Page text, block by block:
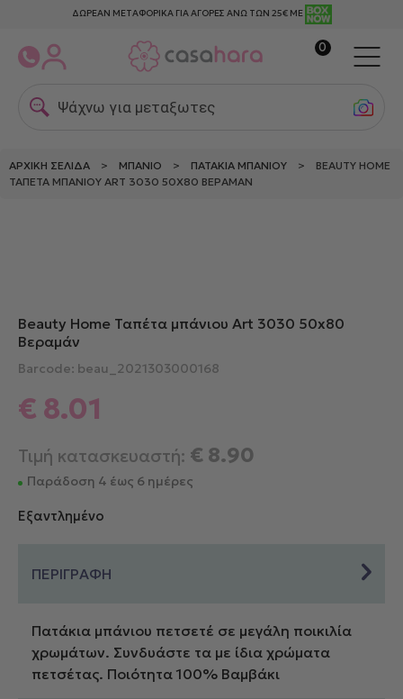
ΔΩΡΕΑΝ ΜΕΤΑΦΟΡΙΚΑ ΓΙΑ ΑΓΟΡΕΣ ΑΝΩ ΤΩΝ 25€ ΜΕ
0
Ψάχνω για μεταξωτες μα
ΑΡΧΙΚΉ ΣΕΛΊΔΑ > ΜΠΆΝΙΟ > ΠΑΤΆΚΙΑ ΜΠΆΝΙΟΥ > BEAUTY HOME
ΤΑΠΈΤΑ ΜΠΆΝΙΟΥ ART 3030 50X80 ΒΕΡΑΜΆΝ
Beauty Home Ταπέτα μπάνιου Art 3030 50x80
Βεραμάν
Barcode: beau_2021303000168
€ 8.01
Τιμή κατασκευαστή: € 8.90
Παράδοση 4 έως 6 ημέρες
Εξαντλημένο
ΠΕΡΙΓΡΑΦΗ
Πατάκια μπάνιου πετσετέ σε μεγάλη ποικιλία
χρωμάτων. Συνδυάστε τα με ίδια χρώματα
πετσέτας. Ποιότητα 100% Βαμβάκι